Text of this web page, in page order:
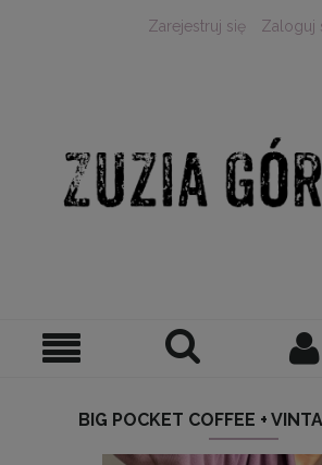
Zarejestruj się Zaloguj
BIG POCKET COFFEE +